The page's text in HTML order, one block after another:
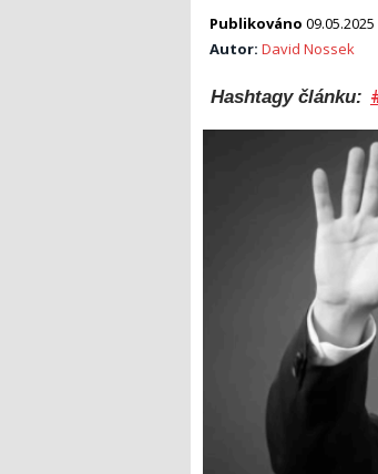
Publikováno 09.05.2025
Autor: David Nossek
Hashtagy článku: